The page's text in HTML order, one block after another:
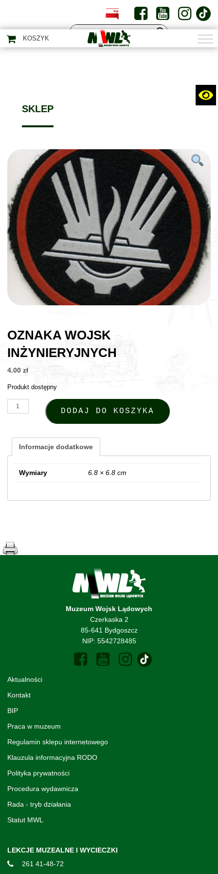
PL EN
KOSZYK
SKLEP
OZNAKA WOJSK
INŻYNIERYJNYCH
4.00 zł
Produkt dostępny
ilość Oznaka Wojsk Inżynieryjnych
DODAJ DO KOSZYKA
Informacje dodatkowe
Wymiary 6.8 × 6.8 cm
Muzeum Wojsk Lądowych
Czerkaska 2
85-641 Bydgoszcz
NIP: 5542728485
Aktualności
Kontakt
BIP
Praca w muzeum
Regulamin sklepu internetowego
Klauzula informacyjna RODO
Polityka prywatności
Procedura wydawnicza
Rada - tryb działania
Statut MWL
LEKCJE MUZEALNE I WYCIECZKI
261 41-48-72